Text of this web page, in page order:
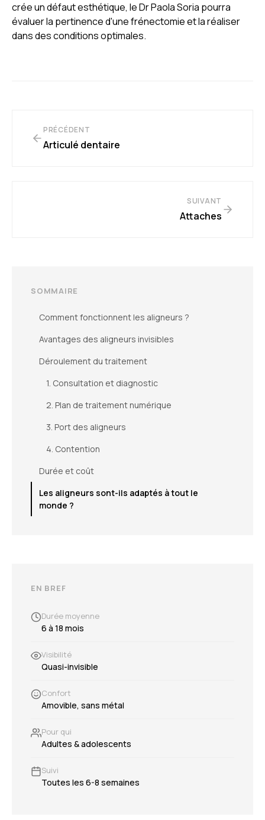
crée un défaut esthétique, le Dr Paola Soria pourra
évaluer la pertinence d'une frénectomie et la réaliser
dans des conditions optimales.
PRÉCÉDENT
Articulé dentaire
SUIVANT
Attaches
SOMMAIRE
Comment fonctionnent les aligneurs ?
Avantages des aligneurs invisibles
Déroulement du traitement
1. Consultation et diagnostic
2. Plan de traitement numérique
3. Port des aligneurs
4. Contention
Durée et coût
Les aligneurs sont-ils adaptés à tout le
monde ?
EN BREF
Durée moyenne
6 à 18 mois
Visibilité
Quasi-invisible
Confort
Amovible, sans métal
Pour qui
Adultes & adolescents
Suivi
Toutes les 6-8 semaines